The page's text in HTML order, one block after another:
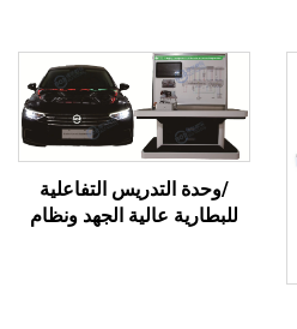
/وحدة التدريس التفاعلية
للبطارية عالية الجهد ونظام